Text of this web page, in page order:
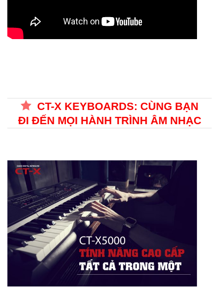
CT-X KEYBOARDS: CÙNG BẠN
ĐI ĐẾN MỌI HÀNH TRÌNH ÂM NHẠC